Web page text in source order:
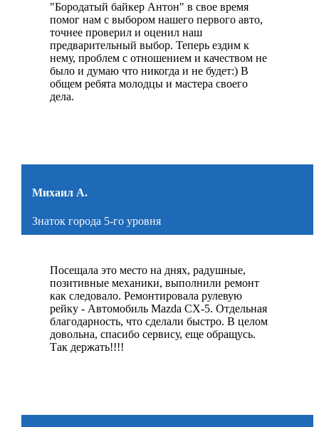
"Бородатый байкер Антон" в свое время
помог нам с выбором нашего первого авто,
точнее проверил и оценил наш
предварительный выбор. Теперь ездим к
нему, проблем с отношением и качеством не
было и думаю что никогда и не будет:) В
общем ребята молодцы и мастера своего
дела.
Михаил А.
Знаток города 5-го уровня
Посещала это место на днях, радушные,
позитивные механики, выполнили ремонт
как следовало. Ремонтировала рулевую
рейку - Автомобиль Mazda CX-5. Отдельная
благодарность, что сделали быстро. В целом
довольна, спасибо сервису, еще обращусь.
Так держать!!!!